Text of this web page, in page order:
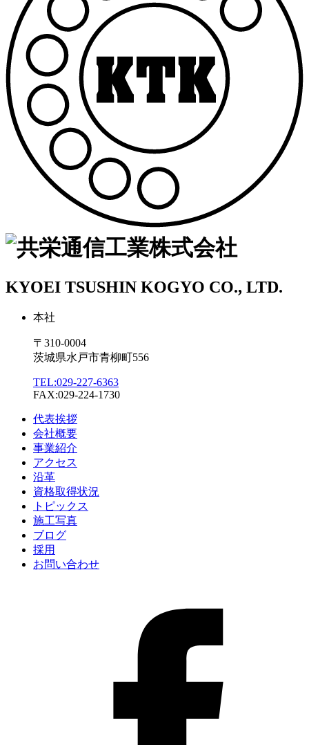
KYOEI TSUSHIN KOGYO CO., LTD.
本社
〒310-0004
茨城県水戸市青柳町556
TEL:029-227-6363
FAX:029-224-1730
代表挨拶
会社概要
事業紹介
アクセス
沿革
資格取得状況
トピックス
施工写真
ブログ
採用
お問い合わせ